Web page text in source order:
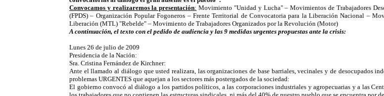
Convocamos y realizaremos la presentación: Movimiento "Unidad y Lucha" – Movimientos de Trabajadores
(FPDS) – Organización Popular Fogoneros – Frente Territorial de Convocatoria para la Liberación Nacional –
Liberación (MTL) "Rebelde" – Movimiento de Trabajadores Organizados por la Revolución (Motor)
A continuación, el texto con el pedido de audiencia y las 9 medidas urgentes propuestas ante la crisis:
Lunes 26 de julio de 2009
Presidencia de la Nación:
Sra. Cristina Fernández de Kirchner:
Ante el llamado al diálogo que usted realizara, las organizaciones de base barriales, vecinales y de desocupados
problemas URGENTES que aquejan a los sectores más postergados de la sociedad:
El gobierno convocó al diálogo a los partidos políticos, a las corporaciones industriales y agropecuarias y a las